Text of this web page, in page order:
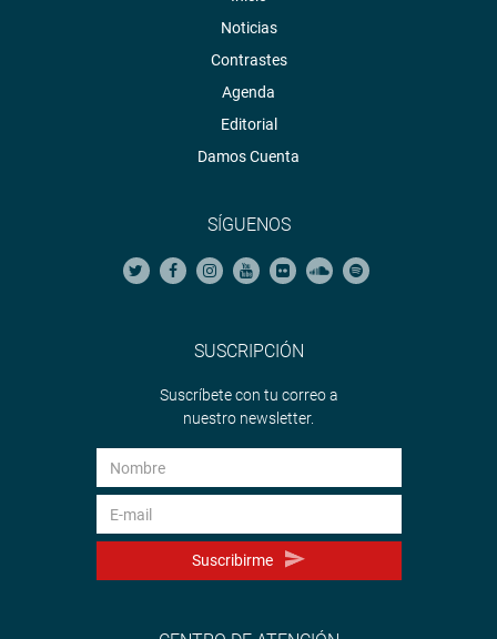
Noticias
Contrastes
Agenda
Editorial
Damos Cuenta
SÍGUENOS
SUSCRIPCIÓN
Suscríbete con tu correo a
nuestro newsletter.
Suscribirme